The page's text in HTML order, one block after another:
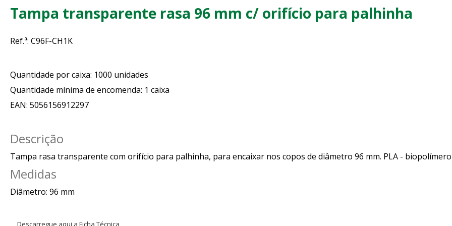
Tampa transparente rasa 96 mm c/ orifício para palhinha
Ref.ª: C96F-CH1K
Quantidade por caixa: 1000 unidades
Quantidade mínima de encomenda: 1 caixa
EAN: 5056156912297
Descrição
Tampa rasa transparente com orifício para palhinha, para encaixar nos copos de diâmetro 96 mm. PLA -
Medidas
Diâmetro: 96 mm
Descarregue aqui a Ficha Técnica